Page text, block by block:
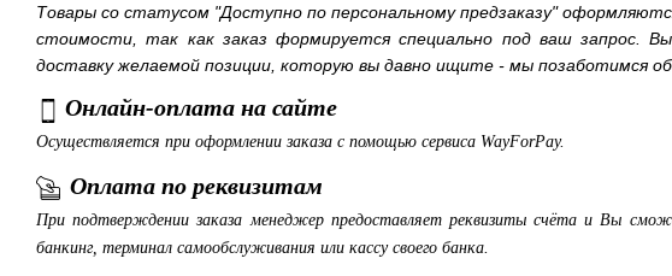
Товары со статусом "Доступно по персональному предзаказу"
стоимости, так как заказ формируется специально под ваш запрос.
доставку желаемой позиции, которую вы давно ищите - мы позаботимся
Онлайн-оплата на сайте
Осуществляется при оформлении заказа с помощью сервиса WayForPay.
Оплата по реквизитам
При подтверждении заказа менеджер предоставляет реквизиты счёта и Вы
банкинг, терминал самообслуживания или кассу своего банка.